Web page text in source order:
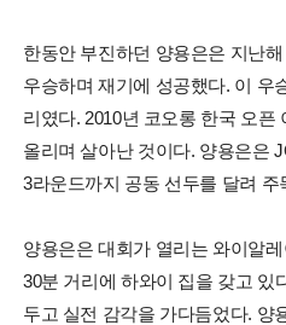
한동안 부진하던 양용은은 지난
우승하며 재기에 성공했다. 이 우
리였다. 2010년 코오롱 한국 오픈
올리며 살아난 것이다. 양용은은
3라운드까지 공동 선두를 달려 주
양용은은 대회가 열리는 와이알
30분 거리에 하와이 집을 갖고 있
두고 실전 감각을 가다듬었다. 양